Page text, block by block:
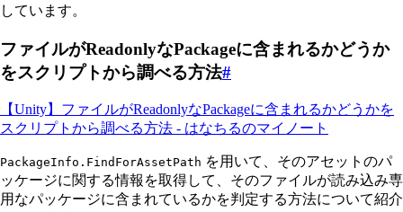
しています。
ファイルがReadonlyなPackageに含まれるかどうか
をスクリプトから調べる方法#
【Unity】ファイルがReadonlyなPackageに含まれるかどうかを
スクリプトから調べる方法 - はなちるのマイノート
PackageInfo.FindForAssetPath を用いて、そのアセットのパ
ッケージに関する情報を取得して、そのファイルが読み込み専
用なパッケージに含まれているかを判定する方法について紹介